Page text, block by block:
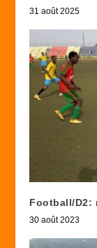
31 août 2025
Football/D2:
30 août 2023